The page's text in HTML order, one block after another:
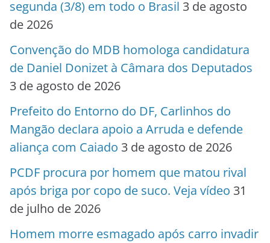
segunda (3/8) em todo o Brasil 3 de agosto
de 2026
Convenção do MDB homologa candidatura
de Daniel Donizet à Câmara dos Deputados
3 de agosto de 2026
Prefeito do Entorno do DF, Carlinhos do
Mangão declara apoio a Arruda e defende
aliança com Caiado 3 de agosto de 2026
PCDF procura por homem que matou rival
após briga por copo de suco. Veja vídeo 31
de julho de 2026
Homem morre esmagado após carro invadir